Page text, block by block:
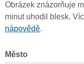
Obrázek znázorňuje
minut uhodil blesk.
nápovědě.
Město